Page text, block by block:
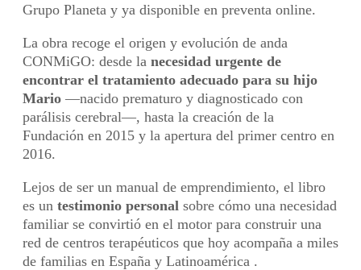
Grupo Planeta y ya disponible en preventa online.
La obra recoge el origen y evolución de anda
CONMiGO: desde la necesidad urgente de
encontrar el tratamiento adecuado para su hijo
Mario —nacido prematuro y diagnosticado con
parálisis cerebral—, hasta la creación de la
Fundación en 2015 y la apertura del primer centro en
2016.
Lejos de ser un manual de emprendimiento, el libro
es un testimonio personal sobre cómo una necesidad
familiar se convirtió en el motor para construir una
red de centros terapéuticos que hoy acompaña a miles
de familias en España y Latinoamérica .